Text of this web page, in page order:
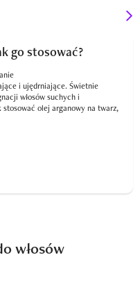
go stosować?
i ujędrniające. Świetnie
włosów suchych i
stosować olej arganowy na twarz,
włosów